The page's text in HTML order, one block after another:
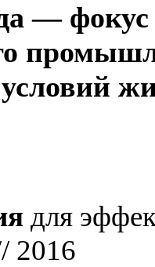
— фокус
для
2016